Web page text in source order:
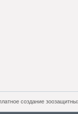
создание